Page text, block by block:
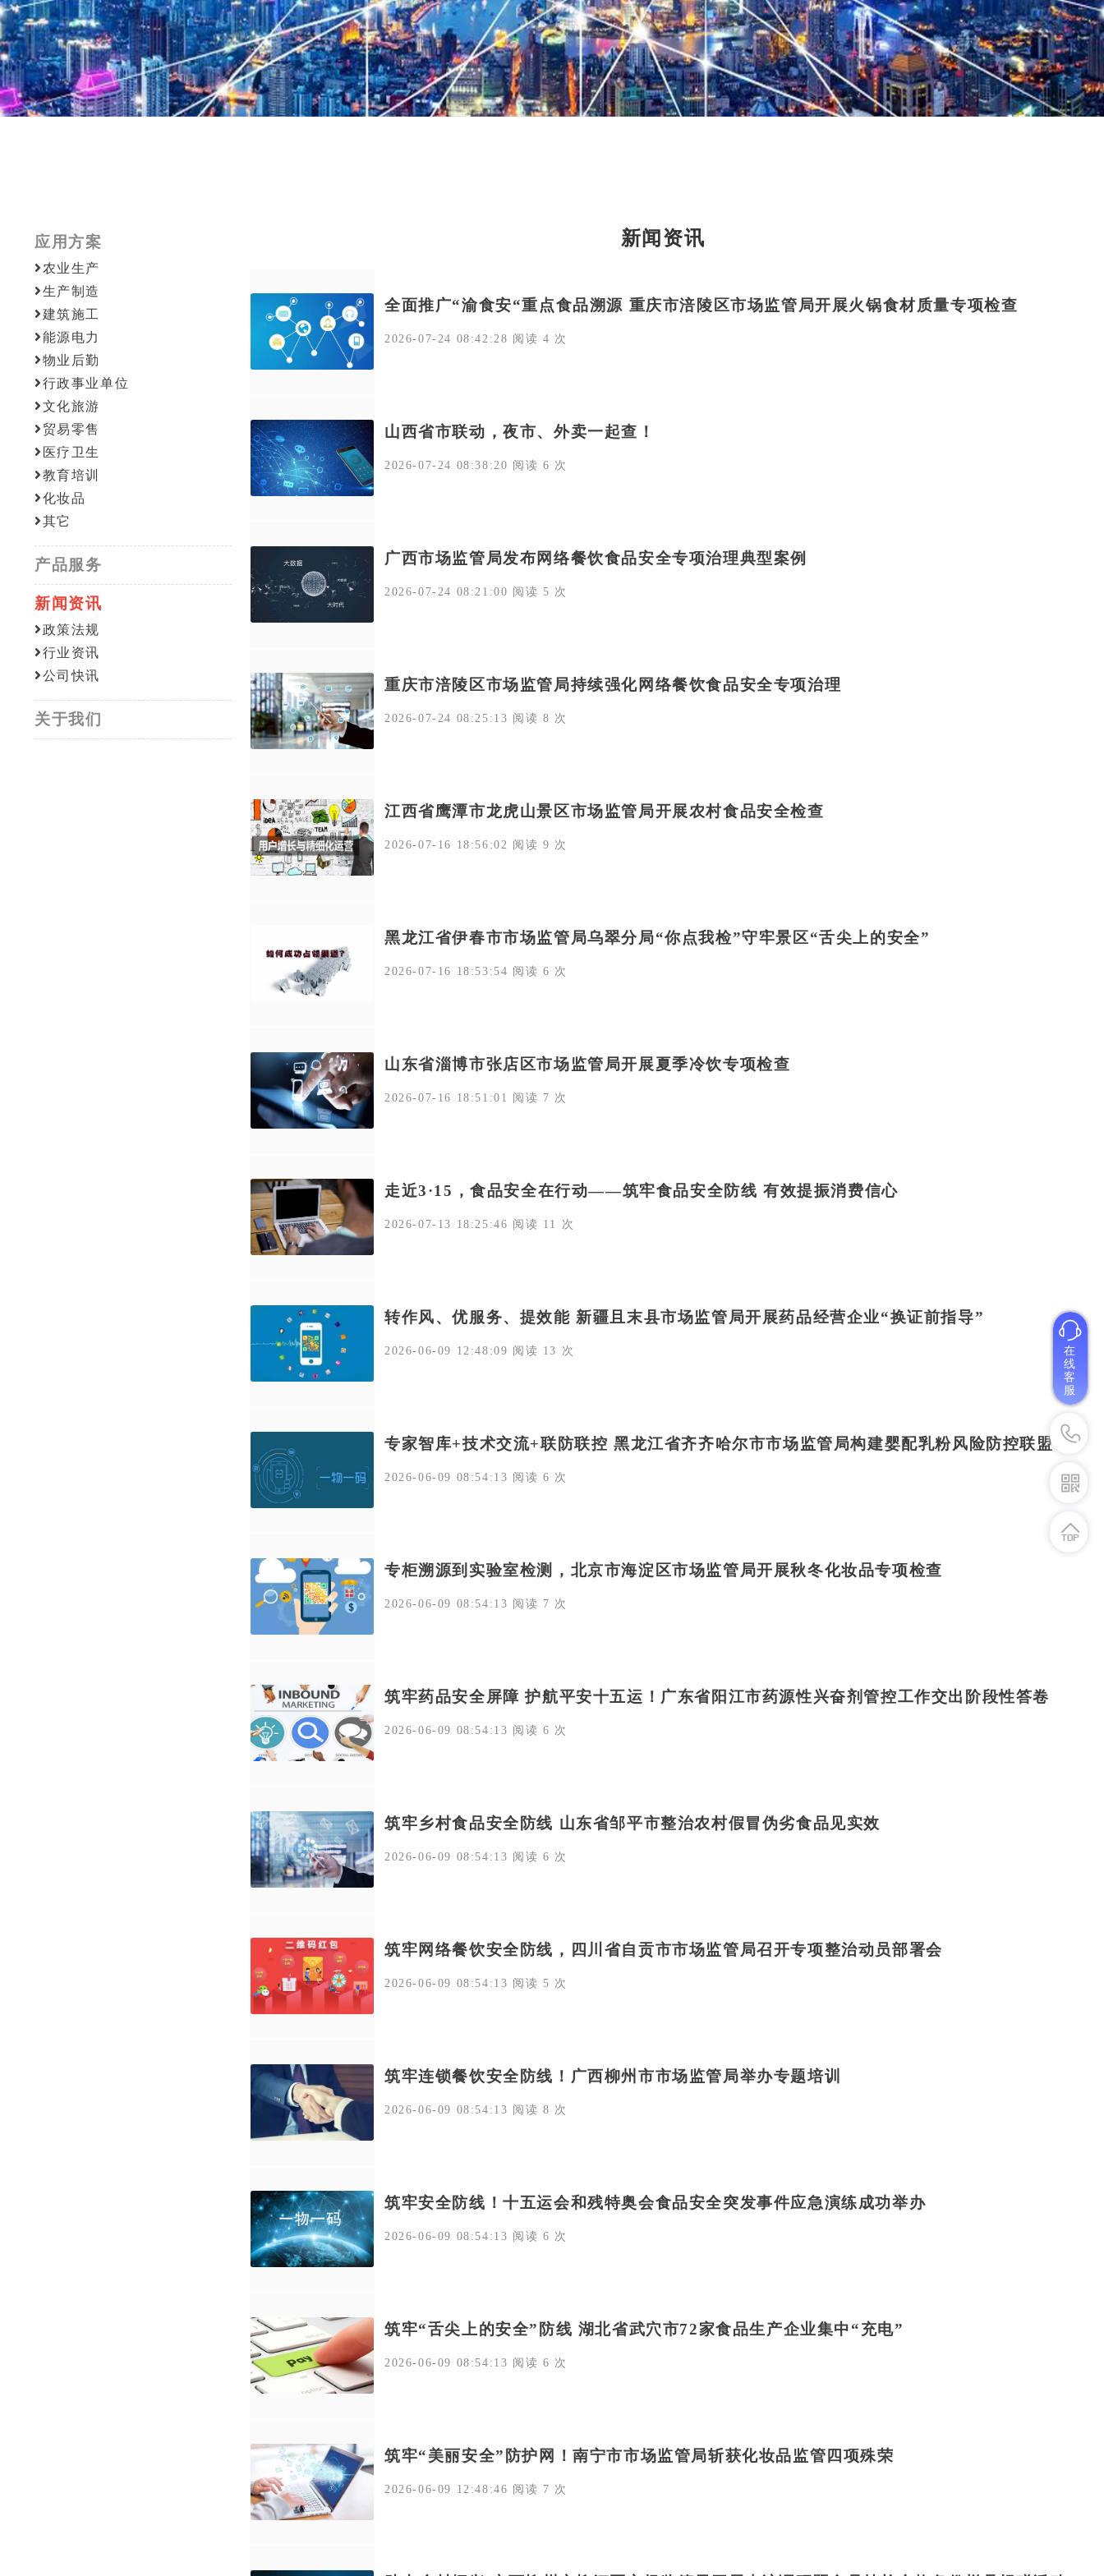
应用方案
农业生产
生产制造
建筑施工
能源电力
物业后勤
行政事业单位
文化旅游
贸易零售
医疗卫生
教育培训
化妆品
其它
产品服务
新闻资讯
政策法规
行业资讯
公司快讯
关于我们
新闻资讯
全面推广“渝食安“重点食品溯源 重庆市涪陵区市场监管局开展火锅食材质量专项检查
2026-07-24 08:42:28 阅读 4 次
山西省市联动，夜市、外卖一起查！
2026-07-24 08:38:20 阅读 6 次
广西市场监管局发布网络餐饮食品安全专项治理典型案例
2026-07-24 08:21:00 阅读 5 次
重庆市涪陵区市场监管局持续强化网络餐饮食品安全专项治理
2026-07-24 08:25:13 阅读 8 次
江西省鹰潭市龙虎山景区市场监管局开展农村食品安全检查
2026-07-16 18:56:02 阅读 9 次
黑龙江省伊春市市场监管局乌翠分局“你点我检”守牢景区“舌尖上的安全”
2026-07-16 18:53:54 阅读 6 次
山东省淄博市张店区市场监管局开展夏季冷饮专项检查
2026-07-16 18:51:01 阅读 7 次
走近3·15，食品安全在行动——筑牢食品安全防线 有效提振消费信心
2026-07-13 18:25:46 阅读 11 次
转作风、优服务、提效能 新疆且末县市场监管局开展药品经营企业“换证前指导”
2026-06-09 12:48:09 阅读 13 次
专家智库+技术交流+联防联控 黑龙江省齐齐哈尔市市场监管局构建婴配乳粉风险防控联盟
2026-06-09 08:54:13 阅读 6 次
专柜溯源到实验室检测，北京市海淀区市场监管局开展秋冬化妆品专项检查
2026-06-09 08:54:13 阅读 7 次
筑牢药品安全屏障 护航平安十五运！广东省阳江市药源性兴奋剂管控工作交出阶段性答卷
2026-06-09 08:54:13 阅读 6 次
筑牢乡村食品安全防线 山东省邹平市整治农村假冒伪劣食品见实效
2026-06-09 08:54:13 阅读 6 次
筑牢网络餐饮安全防线，四川省自贡市市场监管局召开专项整治动员部署会
2026-06-09 08:54:13 阅读 5 次
筑牢连锁餐饮安全防线！广西柳州市市场监管局举办专题培训
2026-06-09 08:54:13 阅读 8 次
筑牢安全防线！十五运会和残特奥会食品安全突发事件应急演练成功举办
2026-06-09 08:54:13 阅读 6 次
筑牢“舌尖上的安全”防线 湖北省武穴市72家食品生产企业集中“充电”
2026-06-09 08:54:13 阅读 6 次
筑牢“美丽安全”防护网！南宁市市场监管局斩获化妆品监管四项殊荣
2026-06-09 12:48:46 阅读 7 次
在
线
客
服